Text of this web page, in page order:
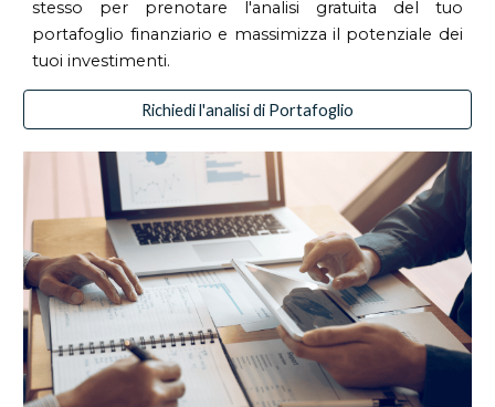
stesso per prenotare l'analisi gratuita del tuo
portafoglio finanziario e massimizza il potenziale dei
tuoi investimenti.
Richiedi l'analisi di Portafoglio